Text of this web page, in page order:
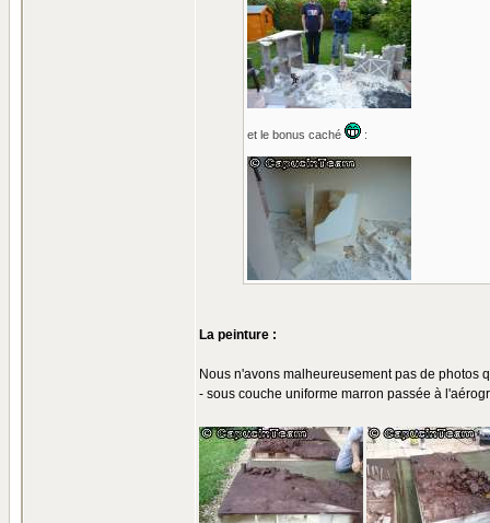
et le bonus caché :
La peinture :
Nous n'avons malheureusement pas de photos
- sous couche uniforme marron passée à